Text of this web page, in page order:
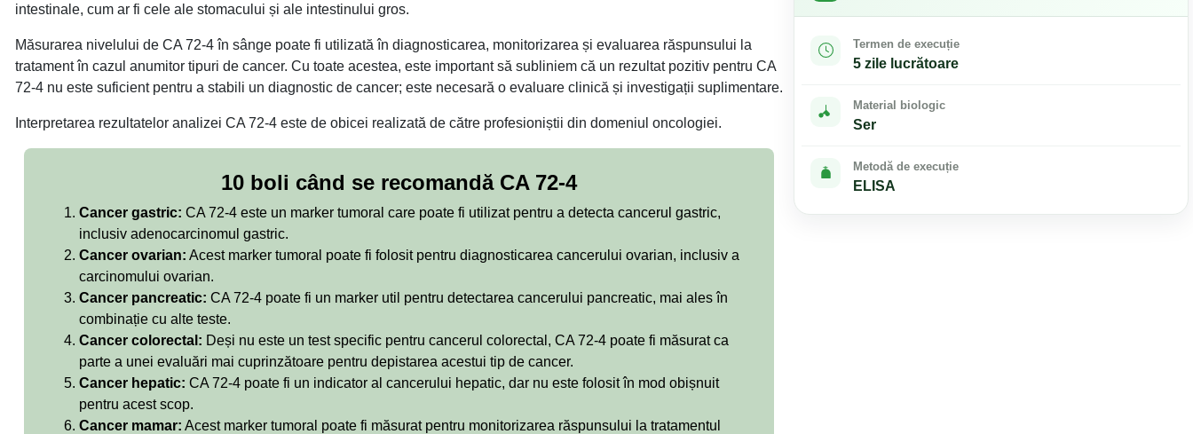
intestinale, cum ar fi cele ale stomacului și ale intestinului gros.
Măsurarea nivelului de CA 72-4 în sânge poate fi utilizată în diagnosticarea, monitorizarea și evaluarea răspunsului la
tratament în cazul anumitor tipuri de cancer. Cu toate acestea, este important să subliniem că un rezultat pozitiv pentru CA
72-4 nu este suficient pentru a stabili un diagnostic de cancer; este necesară o evaluare clinică și investigații suplimentare.
Interpretarea rezultatelor analizei CA 72-4 este de obicei realizată de către profesioniștii din domeniul oncologiei.
10 boli când se recomandă CA 72-4
Cancer gastric: CA 72-4 este un marker tumoral care poate fi utilizat pentru a detecta cancerul gastric,
inclusiv adenocarcinomul gastric.
Cancer ovarian: Acest marker tumoral poate fi folosit pentru diagnosticarea cancerului ovarian, inclusiv a
carcinomului ovarian.
Cancer pancreatic: CA 72-4 poate fi un marker util pentru detectarea cancerului pancreatic, mai ales în
combinație cu alte teste.
Cancer colorectal: Deși nu este un test specific pentru cancerul colorectal, CA 72-4 poate fi măsurat ca
parte a unei evaluări mai cuprinzătoare pentru depistarea acestui tip de cancer.
Cancer hepatic: CA 72-4 poate fi un indicator al cancerului hepatic, dar nu este folosit în mod obișnuit
pentru acest scop.
Cancer mamar: Acest marker tumoral poate fi măsurat pentru monitorizarea răspunsului la tratamentul
Termen de execuție
5 zile lucrătoare
Material biologic
Ser
Metodă de execuție
ELISA